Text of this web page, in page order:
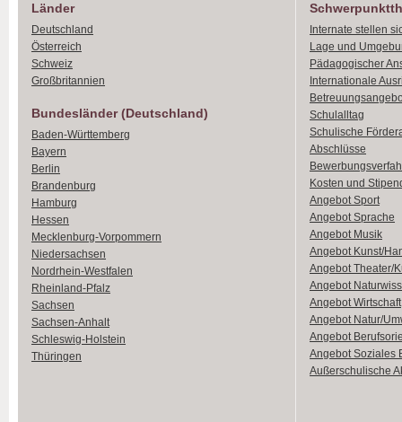
Länder
Deutschland
Österreich
Schweiz
Großbritannien
Bundesländer (Deutschland)
Baden-Württemberg
Bayern
Berlin
Brandenburg
Hamburg
Hessen
Mecklenburg-Vorpommern
Niedersachsen
Nordrhein-Westfalen
Rheinland-Pfalz
Sachsen
Sachsen-Anhalt
Schleswig-Holstein
Thüringen
Internate stellen
Lage und
Pädagogischer
Internationale
Schulalltag
Schulische
Abschlüsse
Kosten und
Angebot Sport
Angebot Sprache
Angebot Musik
Angebot Kunst/
Angebot Theater/
Angebot
Angebot Wirtschaft
Angebot Natur/
Angebot
Angebot Soziales
Außerschulische